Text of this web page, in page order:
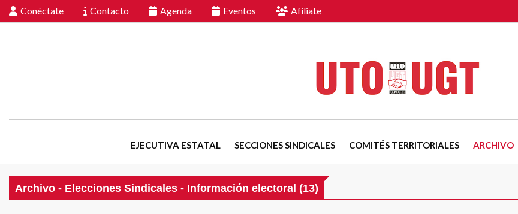
Conéctate Contacto Agenda Eventos Afíliate
EJECUTIVA ESTATAL SECCIONES SINDICALES COMITÉS TERRITORIALES ARCHIVO
Archivo - Elecciones Sindicales - Información electoral (13)